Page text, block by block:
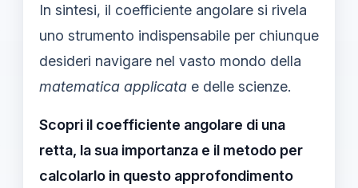
In sintesi, il coefficiente angolare si rivela
uno strumento indispensabile per chiunque
desideri navigare nel vasto mondo della
matematica applicata e delle scienze.
Scopri il coefficiente angolare di una
retta, la sua importanza e il metodo per
calcolarlo in questo approfondimento